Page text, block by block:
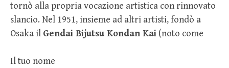
tornò alla propria vocazione artistica con rinnovato
slancio. Nel 1951, insieme ad altri artisti, fondò a
Osaka il Gendai Bijutsu Kondan Kai (noto come
Il tuo nome